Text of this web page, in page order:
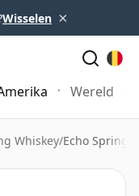
Wisselen ×
Wereld
Whiskey/Echo Spring